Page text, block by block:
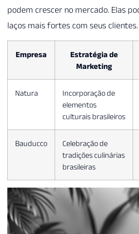
podem crescer no mercado. Elas
laços mais fortes com seus clientes.
Empresa
Estratégia de
Marketing
Natura
Incorporação de
elementos
culturais brasileiros
Bauducco
Celebração de
tradições culinárias
brasileiras